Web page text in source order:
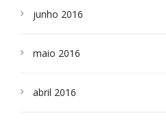
junho 2016
maio 2016
abril 2016